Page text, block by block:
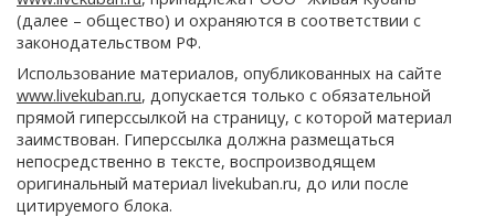
(далее – общество) и охраняются в соответствии с
законодательством РФ.
Использование материалов, опубликованных на сайте
www.livekuban.ru, допускается только с обязательной
прямой гиперссылкой на страницу, с которой материал
заимствован. Гиперссылка должна размещаться
непосредственно в тексте, воспроизводящем
оригинальный материал livekuban.ru, до или после
цитируемого блока.